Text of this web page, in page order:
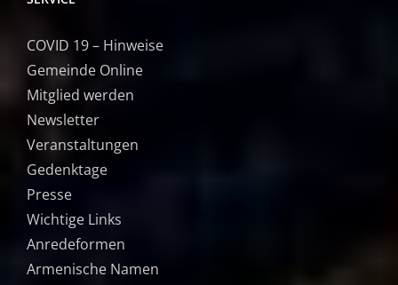
COVID 19 – Hinweise
Gemeinde Online
Mitglied werden
Newsletter
Veranstaltungen
Gedenktage
Presse
Wichtige Links
Anredeformen
Armenische Namen